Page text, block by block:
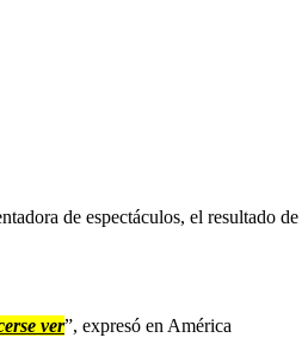
de espectáculos, el resultado de
ver”, expresó en América